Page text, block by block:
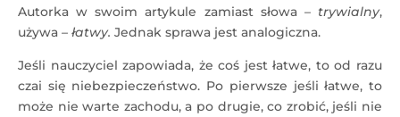
Autorka w swoim artykule zamiast słowa – trywialny,
używa – łatwy. Jednak sprawa jest analogiczna.
Jeśli nauczyciel zapowiada, że coś jest łatwe, to od razu
czai się niebezpieczeństwo. Po pierwsze jeśli łatwe, to
może nie warte zachodu, a po drugie, co zrobić, jeśli nie